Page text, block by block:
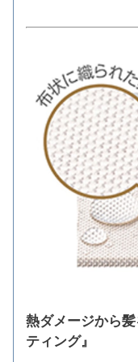
熱ダメージから
ティング』